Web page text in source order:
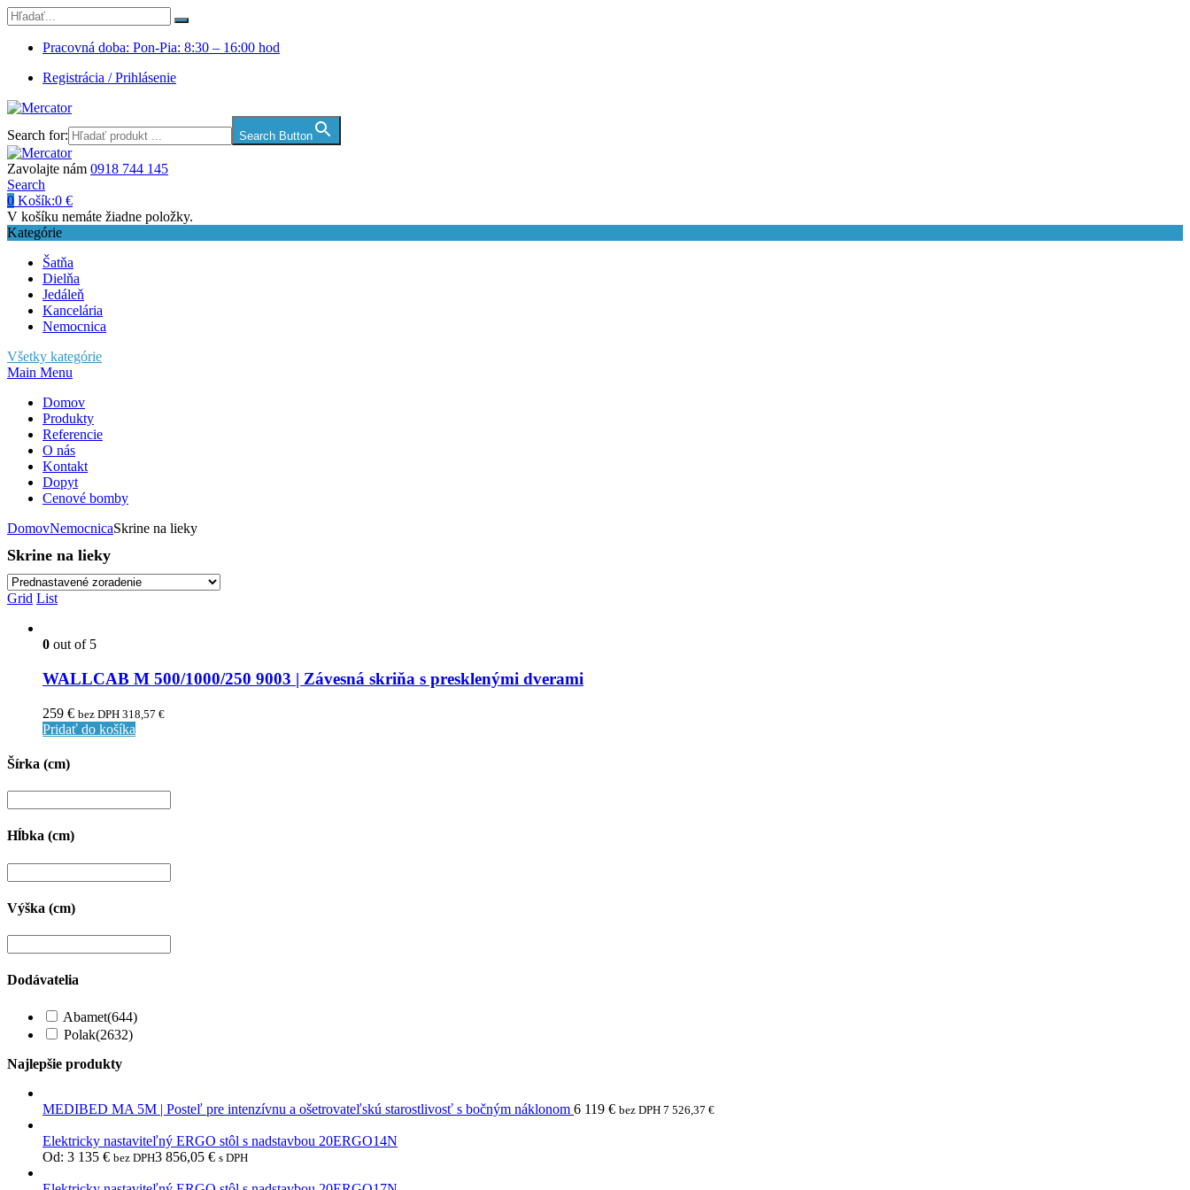
Pracovná doba: Pon-Pia: 8:30 – 16:00 hod
Registrácia / Prihlásenie
Search for: Search Button
Zavolajte nám 0918 744 145
Search
0 Košík:0 €
V košíku nemáte žiadne položky.
Kategórie
Šatňa
Dielňa
Jedáleň
Kancelária
Nemocnica
Všetky kategórie
Main Menu
Domov
Produkty
Referencie
O nás
Kontakt
Dopyt
Cenové bomby
DomovNemocnicaSkrine na lieky
Skrine na lieky
Grid List
0 out of 5
WALLCAB M 500/1000/250 9003 | Závesná skriňa s presklenými dverami
259 € bez DPH 318,57 €
Pridať do košíka
Šírka (cm)
Hĺbka (cm)
Výška (cm)
Dodávatelia
Abamet(644)
Polak(2632)
Najlepšie produkty
MEDIBED MA 5M | Posteľ pre intenzívnu a ošetrovateľskú starostlivosť s bočným náklonom 6 119 € bez DPH 7 526,37 €
Elektricky nastaviteľný ERGO stôl s nadstavbou 20ERGO14N
Od: 3 135 € bez DPH3 856,05 € s DPH